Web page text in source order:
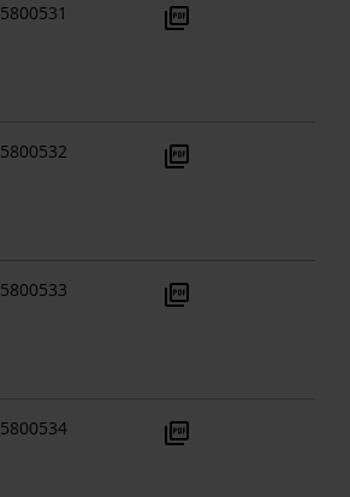
5800531 picture_as_pdf
5800532 picture_as_pdf
5800533 picture_as_pdf
5800534 picture_as_pdf